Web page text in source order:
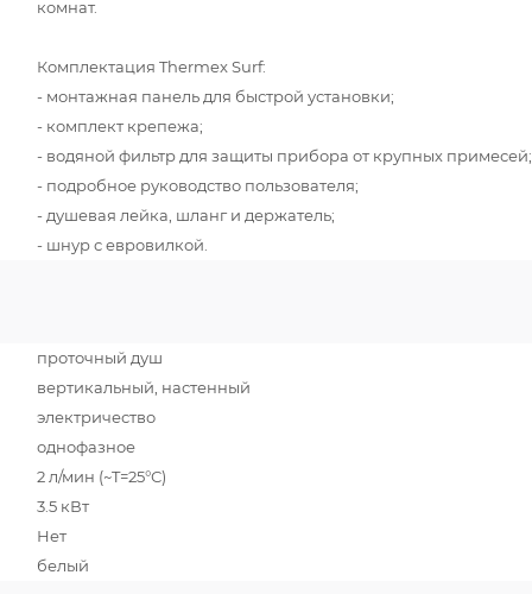
комнат.
Комплектация Thermex Surf:
- монтажная панель для быстрой установки;
- комплект крепежа;
- водяной фильтр для защиты прибора от крупных примесей;
- подробное руководство пользователя;
- душевая лейка, шланг и держатель;
- шнур с евровилкой.
проточный душ
вертикальный, настенный
электричество
однофазное
2 л/мин (~T=25°С)
3.5 кВт
Нет
белый